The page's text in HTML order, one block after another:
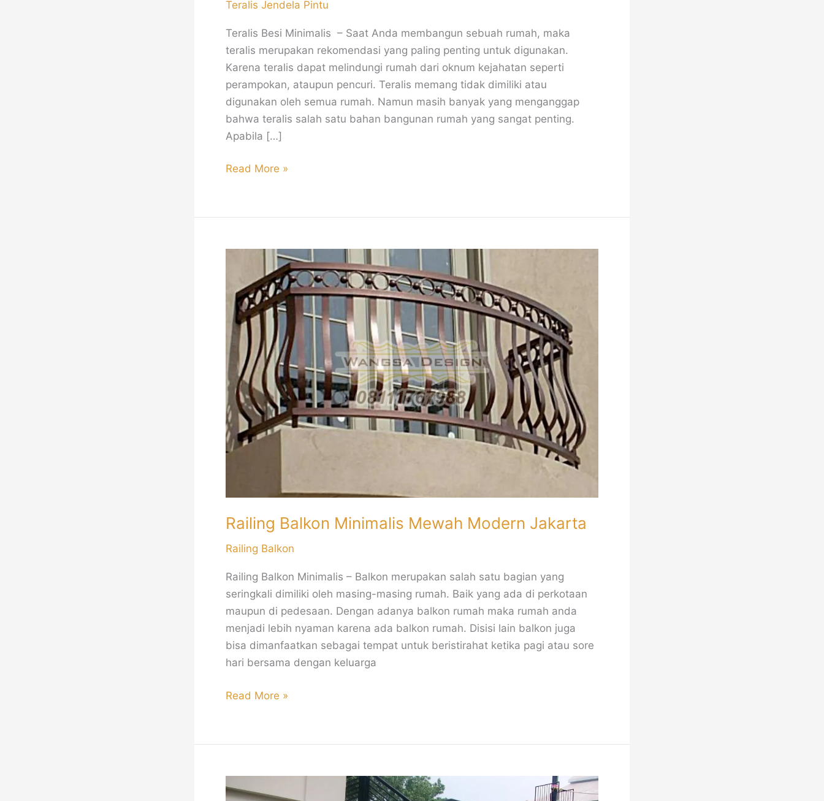
Teralis Jendela Pintu
Teralis Besi Minimalis – Saat Anda membangun sebuah rumah, maka
teralis merupakan rekomendasi yang paling penting untuk digunakan.
Karena teralis dapat melindungi rumah dari oknum kejahatan seperti
perampokan, ataupun pencuri. Teralis memang tidak dimiliki atau
digunakan oleh semua rumah. Namun masih banyak yang menganggap
bahwa teralis salah satu bahan bangunan rumah yang sangat penting.
Apabila […]
Read More »
Railing Balkon Minimalis Mewah Modern Jakarta
Railing Balkon
Railing Balkon Minimalis – Balkon merupakan salah satu bagian yang
seringkali dimiliki oleh masing-masing rumah. Baik yang ada di perkotaan
maupun di pedesaan. Dengan adanya balkon rumah maka rumah anda
menjadi lebih nyaman karena ada balkon rumah. Disisi lain balkon juga
bisa dimanfaatkan sebagai tempat untuk beristirahat ketika pagi atau sore
hari bersama dengan keluarga
Minimalis
Mewah
Modern
Jakarta
Read More »
Railing